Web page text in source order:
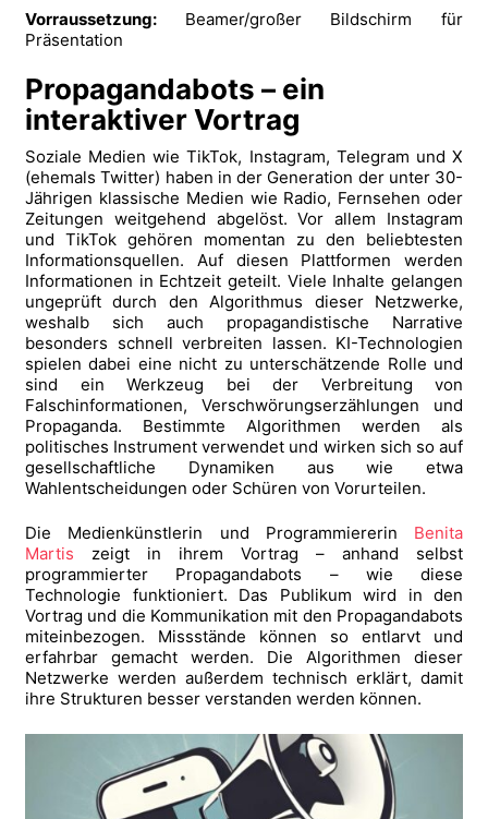
Vorraussetzung: Beamer/großer Bildschirm für
Präsentation
Propagandabots – ein
interaktiver Vortrag
Soziale Medien wie TikTok, Instagram, Telegram und X
(ehemals Twitter) haben in der Generation der unter 30-
Jährigen klassische Medien wie Radio, Fernsehen oder
Zeitungen weitgehend abgelöst. Vor allem Instagram
und TikTok gehören momentan zu den beliebtesten
Informationsquellen. Auf diesen Plattformen werden
Informationen in Echtzeit geteilt. Viele Inhalte gelangen
ungeprüft durch den Algorithmus dieser Netzwerke,
weshalb sich auch propagandistische Narrative
besonders schnell verbreiten lassen. KI-Technologien
spielen dabei eine nicht zu unterschätzende Rolle und
sind ein Werkzeug bei der Verbreitung von
Falschinformationen, Verschwörungserzählungen und
Propaganda. Bestimmte Algorithmen werden als
politisches Instrument verwendet und wirken sich so auf
gesellschaftliche Dynamiken aus wie etwa
Wahlentscheidungen oder Schüren von Vorurteilen.
Die Medienkünstlerin und Programmiererin Benita
Martis zeigt in ihrem Vortrag – anhand selbst
programmierter Propagandabots – wie diese
Technologie funktioniert. Das Publikum wird in den
Vortrag und die Kommunikation mit den Propagandabots
miteinbezogen. Missstände können so entlarvt und
erfahrbar gemacht werden. Die Algorithmen dieser
Netzwerke werden außerdem technisch erklärt, damit
ihre Strukturen besser verstanden werden können.